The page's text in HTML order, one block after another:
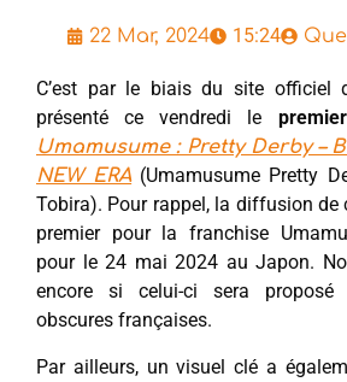
22 Mar, 2024 15:24
C’est par le biais du site officiel
présenté ce vendredi le
Umamusume : Pretty Derby –
NEW ERA(Umamusume Pretty
Tobira). Pour rappel, la diffusion de
premier pour la franchise
pour le 24 mai 2024 au Japon.
encore si celui-ci sera
obscures françaises.
Par ailleurs, un visuel clé a